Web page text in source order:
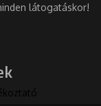
látogatáskor!